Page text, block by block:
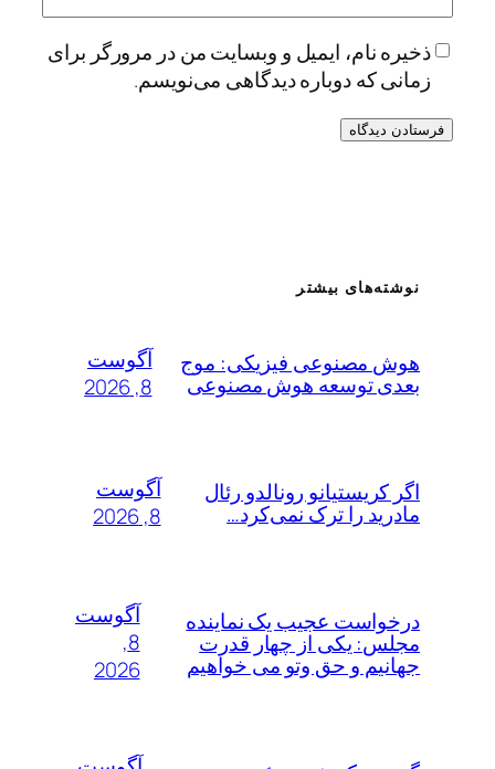
ذخیره نام، ایمیل و وبسایت من در مرورگر برای
زمانی که دوباره دیدگاهی می‌نویسم.
نوشته‌های بیشتر
هوش مصنوعی فیزیکی: موج
بعدی توسعه هوش مصنوعی
آگوست
8, 2026
اگر کریستیانو رونالدو رئال
مادرید را ترک نمی‌کرد…
آگوست
8, 2026
درخواست عجیب یک نماینده
مجلس: یکی از چهار قدرت
جهانیم و حق وتو می خواهیم
آگوست
8,
2026